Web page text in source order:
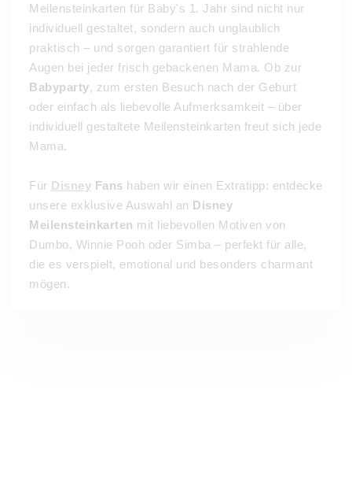
Meilensteinkarten für Baby's 1. Jahr sind nicht nur
individuell gestaltet, sondern auch unglaublich
praktisch – und sorgen garantiert für strahlende
Augen bei jeder frisch gebackenen Mama. Ob zur
Babyparty, zum ersten Besuch nach der Geburt
oder einfach als liebevolle Aufmerksamkeit – über
individuell gestaltete Meilensteinkarten freut sich jede
Mama.
Für Disney Fans haben wir einen Extratipp: entdecke
unsere exklusive Auswahl an Disney
Meilensteinkarten mit liebevollen Motiven von
Dumbo, Winnie Pooh oder Simba – perfekt für alle,
die es verspielt, emotional und besonders charmant
mögen.